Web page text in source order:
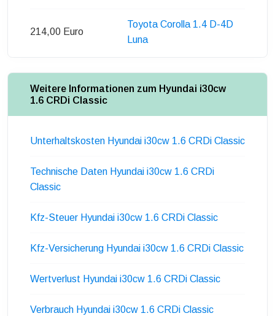
214,00 Euro
Toyota Corolla 1.4 D-4D
Luna
Weitere Informationen zum Hyundai i30cw
1.6 CRDi Classic
Unterhaltskosten Hyundai i30cw 1.6 CRDi Classic
Technische Daten Hyundai i30cw 1.6 CRDi
Classic
Kfz-Steuer Hyundai i30cw 1.6 CRDi Classic
Kfz-Versicherung Hyundai i30cw 1.6 CRDi Classic
Wertverlust Hyundai i30cw 1.6 CRDi Classic
Verbrauch Hyundai i30cw 1.6 CRDi Classic